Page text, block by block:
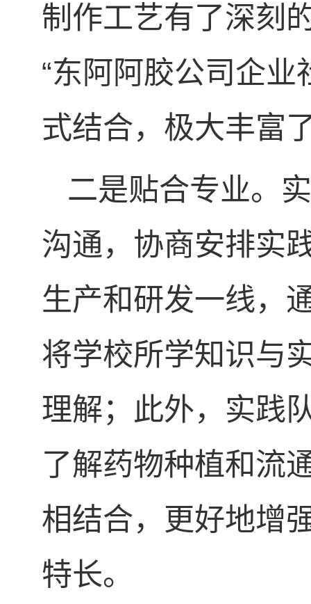
制作工艺有了深刻
“东阿阿胶公司企
式结合，极大丰富
二是贴合专业。
沟通，协商安排实
生产和研发一线，
将学校所学知识与
理解；此外，实践
了解药物种植和流
相结合，更好地增
特长。